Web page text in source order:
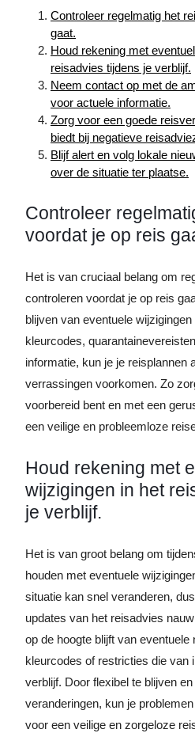
Controleer regelmatig het
gaat.
Houd rekening met
reisadvies tijdens je verblijf.
Neem contact op met de
voor actuele informatie.
Zorg voor een goede
biedt bij negatieve
Blijf alert en volg lokale
over de situatie ter plaatse.
Controleer
voordat je op reis
Het is van cruciaal belang om
controleren voordat je op reis
blijven van eventuele
kleurcodes,
informatie, kun je je reisplannen
verrassingen voorkomen. Zo
voorbereid bent en met een
een veilige en probleemloze
Houd rekening met
wijzigingen in het
je verblijf.
Het is van groot belang om
houden met eventuele
situatie kan snel veranderen,
updates van het reisadvies
op de hoogte blijft van eventuele
kleurcodes of restricties die van
verblijf. Door flexibel te blijven
veranderingen, kun je
voor een veilige en zorgeloze